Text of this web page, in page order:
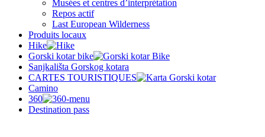
Musées et centres d’interprétation
Repos actif
Last European Wilderness
Produits locaux
Hike
Gorski kotar bike
Sanjkališta Gorskog kotara
CARTES TOURISTIQUES
Camino
360
Destination pass